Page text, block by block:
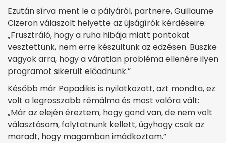
Ezután sírva ment le a pályáról, partnere, Guillaume
Cizeron válaszolt helyette az újságírók kérdéseire:
„Frusztráló, hogy a ruha hibája miatt pontokat
vesztettünk, nem erre készültünk az edzésen. Büszke
vagyok arra, hogy a váratlan probléma ellenére ilyen
programot sikerült előadnunk.”
Később már Papadikis is nyilatkozott, azt mondta, ez
volt a legrosszabb rémálma és most valóra vált:
„Már az elején éreztem, hogy gond van, de nem volt
választásom, folytatnunk kellett, úgyhogy csak az
maradt, hogy magamban imádkoztam.”